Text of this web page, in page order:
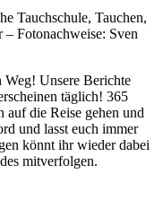
Tauchschule, Tauchen,
Fotonachweise: Sven
Weg! Unsere Berichte
täglich! 365
auf die Reise gehen und
und lasst euch immer
könnt ihr wieder dabei
mitverfolgen.